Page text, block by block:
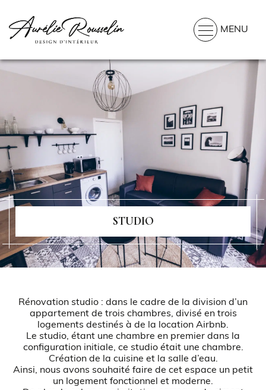
MENU
STUDIO
Rénovation studio : dans le cadre de la division d’un
appartement de trois chambres, divisé en trois
logements destinés à de la location Airbnb.
Le studio, étant une chambre en premier dans la
configuration initiale, ce studio était une chambre.
Création de la cuisine et la salle d’eau.
Ainsi, nous avons souhaité faire de cet espace un petit
un logement fonctionnel et moderne.